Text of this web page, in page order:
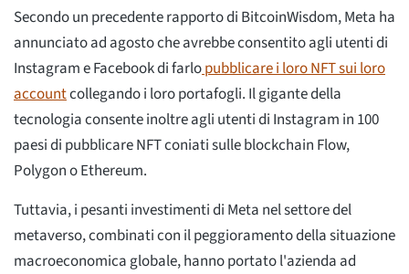
Secondo un precedente rapporto di BitcoinWisdom, Meta ha
annunciato ad agosto che avrebbe consentito agli utenti di
Instagram e Facebook di farlopubblicare i loro NFT sui loro
accountcollegando i loro portafogli. Il gigante della
tecnologia consente inoltre agli utenti di Instagram in 100
paesi di pubblicare NFT coniati sulle blockchain Flow,
Polygon o Ethereum.
Tuttavia, i pesanti investimenti di Meta nel settore del
metaverso, combinati con il peggioramento della situazione
macroeconomica globale, hanno portato l'azienda ad